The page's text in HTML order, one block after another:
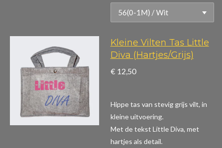
Kleine Vilten Tas Little
Diva (Hartjes/Grijs)
€ 12,50
Hippe tas van stevig grijs vilt, in
kleine uitvoering.
Met de tekst Little Diva, met
hartjes als detail.